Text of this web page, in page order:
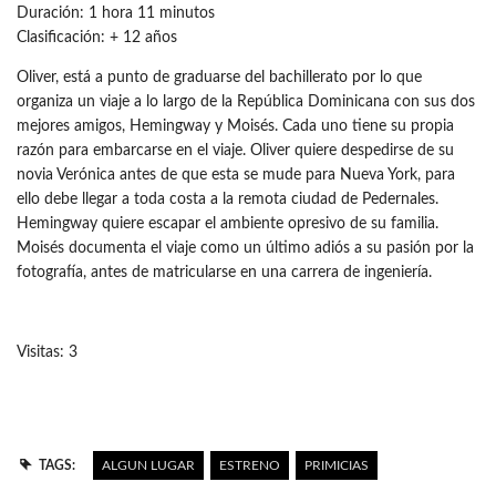
Duración: 1 hora 11 minutos
Clasificación: + 12 años
Oliver, está a punto de graduarse del bachillerato por lo que
organiza un viaje a lo largo de la República Dominicana con sus dos
mejores amigos, Hemingway y Moisés. Cada uno tiene su propia
razón para embarcarse en el viaje. Oliver quiere despedirse de su
novia Verónica antes de que esta se mude para Nueva York, para
ello debe llegar a toda costa a la remota ciudad de Pedernales.
Hemingway quiere escapar el ambiente opresivo de su familia.
Moisés documenta el viaje como un último adiós a su pasión por la
fotografía, antes de matricularse en una carrera de ingeniería.
Visitas: 3
TAGS: ALGUN LUGAR ESTRENO PRIMICIAS